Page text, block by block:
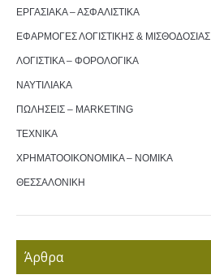
ΕΡΓΑΣΙΑΚΑ – ΑΣΦΑΛΙΣΤΙΚΑ
ΕΦΑΡΜΟΓΕΣ ΛΟΓΙΣΤΙΚΗΣ & ΜΙΣΘΟΔΟΣΙΑΣ
ΛΟΓΙΣΤΙΚΑ – ΦΟΡΟΛΟΓΙΚΑ
ΝΑΥΤΙΛΙΑΚΑ
ΠΩΛΗΣΕΙΣ – MARKETING
ΤΕΧΝΙΚΑ
ΧΡΗΜΑΤΟΟΙΚΟΝΟΜΙΚΑ – ΝΟΜΙΚΑ
ΘΕΣΣΑΛΟΝΙΚΗ
Άρθρα